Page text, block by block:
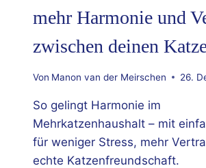
mehr Harmonie und
zwischen deinen
Von Manon van der Meirschen 26.
So gelingt Harmonie im
Mehrkatzenhaushalt – mit
für weniger Stress, mehr
echte Katzenfreundschaft.